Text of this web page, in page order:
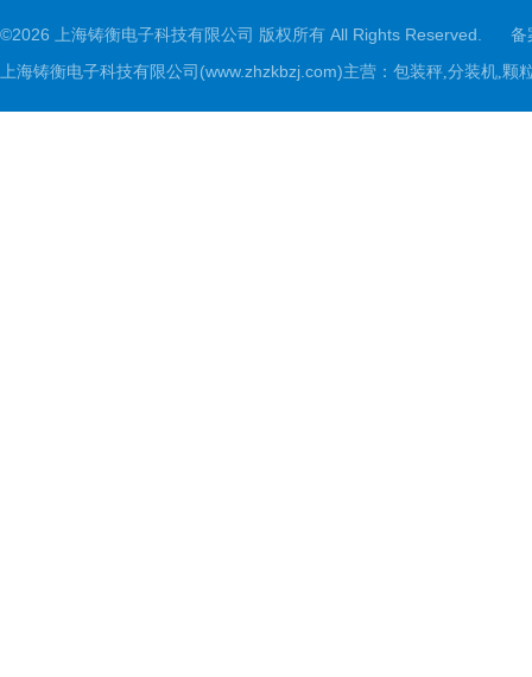
©2026 上海铸衡电子科技有限公司 版权所有 All Rights Reserved.
备
上海铸衡电子科技有限公司(www.zhzkbzj.com)主营： 包装秤,分装机,颗